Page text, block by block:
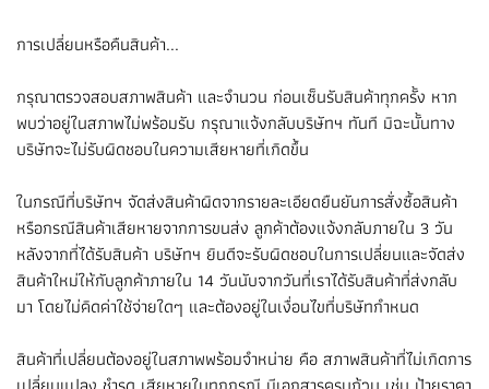
การเปลี่ยนหรือคืนสินค้า...
กรุณาตรวจสอบสภาพสินค้า และจำนวน ก่อนเซ็นรับสินค้าทุกครั้ง หาก
พบว่าอยู่ในสภาพไม่พร้อมรับ กรุณาแจ้งกลับบริษัทฯ ทันที มิฉะนั้นทาง
บริษัทจะไม่รับผิดชอบในความเสียหายที่เกิดขึ้น
ในกรณีที่บริษัทฯ จัดส่งสินค้าผิดจากรายละเอียดยืนยันการสั่งซื้อสินค้า
หรือกรณีสินค้าเสียหายจากการขนส่ง ลูกค้าต้องแจ้งกลับภายใน 3 วัน
หลังจากที่ได้รับสินค้า บริษัทฯ ยินดีจะรับผิดชอบในการเปลี่ยนและจัดส่ง
สินค้าใหม่ให้กับลูกค้าภายใน 14 วันนับจากวันที่เราได้รับสินค้าที่ส่งกลับ
มา โดยไม่คิดค่าใช้จ่ายใดๆ และต้องอยู่ในเงื่อนไขที่บริษัทกำหนด
สินค้าที่เปลี่ยนต้องอยู่ในสภาพพร้อมจำหน่าย คือ สภาพสินค้าที่ไม่เกิดการ